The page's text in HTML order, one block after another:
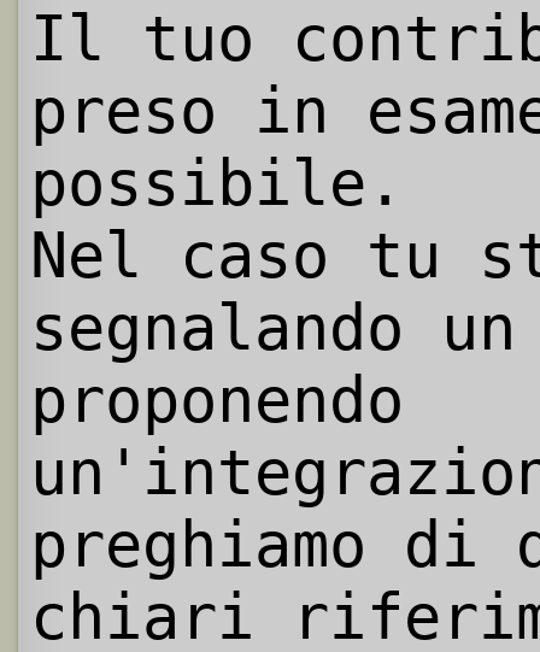
Il tuo
preso in
possibile.
Nel caso tu
segnalando
proponendo
preghiamo
chiari